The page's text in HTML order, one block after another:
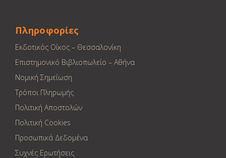
Πληροφορίες
Εκδοτικός Οίκος – Θεσσαλονίκη
Επιστημονικό Βιβλιοπωλείο – Αθήνα
Νομική Σημείωση
Τρόποι Πληρωμής
Πολιτική Αποστολών
Πολιτική Cookies
Προσωπικά Δεδομένα
Συχνές Ερωτήσεις